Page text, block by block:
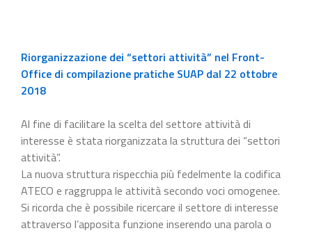
Riorganizzazione dei “settori attività” nel Front-
Office di compilazione pratiche SUAP dal 22 ottobre
2018
Al fine di facilitare la scelta del settore attività di
interesse è stata riorganizzata la struttura dei “settori
attività”.
La nuova struttura rispecchia più fedelmente la codifica
ATECO e raggruppa le attività secondo voci omogenee.
Si ricorda che è possibile ricercare il settore di interesse
attraverso l’apposita funzione inserendo una parola o